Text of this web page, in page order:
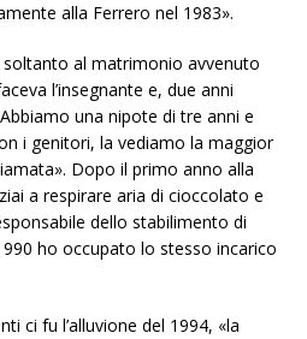
alla Ferrero nel 1983».
al matrimonio avvenuto
l’insegnante e, due anni
una nipote di tre anni e
i genitori, la vediamo la maggior
Dopo il primo anno alla
a respirare aria di cioccolato e
dello stabilimento di
ho occupato lo stesso incarico
ci fu l’alluvione del 1994, «la